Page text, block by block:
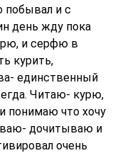
побывал и с
день жду пока
и серфю в
курить,
единственный
Читаю- курю,
понимаю что хочу
дочитываю и
очень